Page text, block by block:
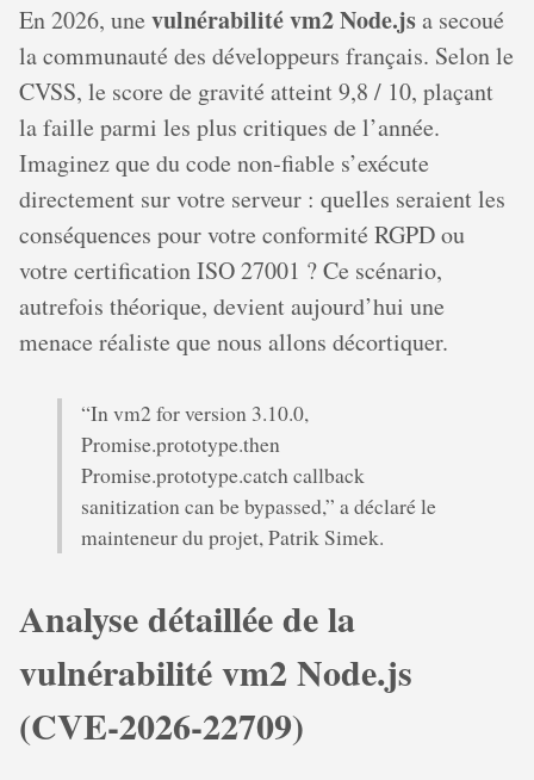
En 2026, une vulnérabilité vm2 Node.jsa secoué
la communauté des développeurs français. Selon le
CVSS, le score de gravité atteint 9,8 / 10, plaçant
la faille parmi les plus critiques de l’année.
Imaginez que du code non‐fiable s’exécute
directement sur votre serveur : quelles seraient les
conséquences pour votre conformité RGPD ou
votre certification ISO 27001 ? Ce scénario,
autrefois théorique, devient aujourd’hui une
menace réaliste que nous allons décortiquer.
“In vm2 for version 3.10.0,
Promise.prototype.then
Promise.prototype.catch callback
sanitization can be bypassed,” a déclaré le
mainteneur du projet, Patrik Simek.
Analyse détaillée de la
vulnérabilité vm2 Node.js
(CVE‐2026‐22709)